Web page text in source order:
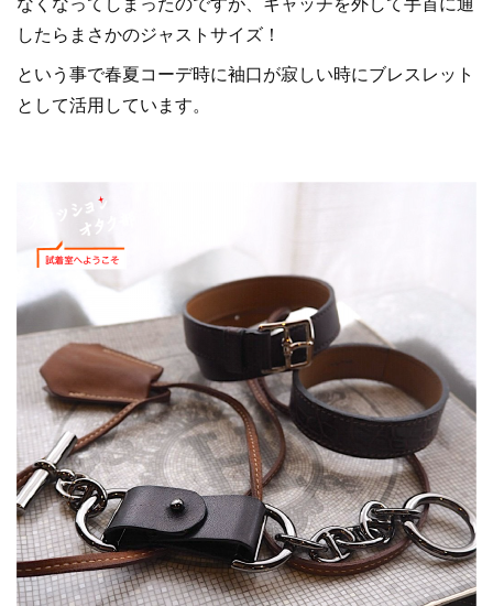
したらまさかのジャストサイズ！
という事で春夏コーデ時に袖口が寂しい時にブレスレット
として活用しています。